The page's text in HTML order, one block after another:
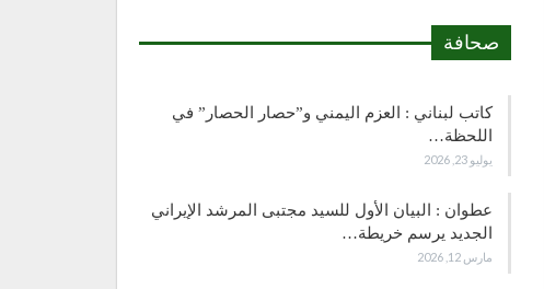
صحافة
كاتب لبناني : العزم اليمني و”حصار الحصار” في
اللحظة…
يوليو 23, 2026
عطوان : البيان الأول للسيد مجتبى المرشد الإيراني
الجديد يرسم خريطة…
مارس 12, 2026